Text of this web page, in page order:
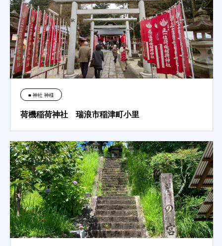
■ 神社 神様
荷機稲荷神社 瑞浪市稲津町小里